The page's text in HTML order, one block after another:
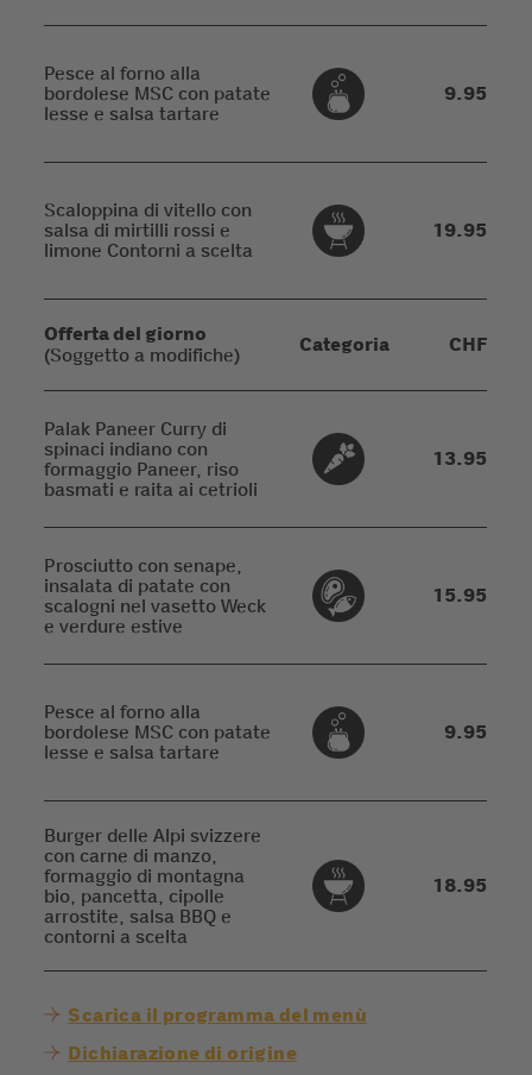
Pesce al forno alla
bordolese MSC con patate
lesse e salsa tartare
9.95
Scaloppina di vitello con
salsa di mirtilli rossi e
limone Contorni a scelta
19.95
Offerta del giorno
(Soggetto a modifiche) Categoria CHF
Palak Paneer Curry di
spinaci indiano con
formaggio Paneer, riso
basmati e raita ai cetrioli
13.95
Prosciutto con senape,
insalata di patate con
scalogni nel vasetto Weck
e verdure estive
15.95
Pesce al forno alla
bordolese MSC con patate
lesse e salsa tartare
9.95
Burger delle Alpi svizzere
con carne di manzo,
formaggio di montagna
bio, pancetta, cipolle
arrostite, salsa BBQ e
contorni a scelta
18.95
Scarica il programma del menù
Dichiarazione di origine